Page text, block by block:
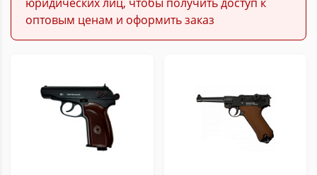
оптовым ценам и оформить заказ